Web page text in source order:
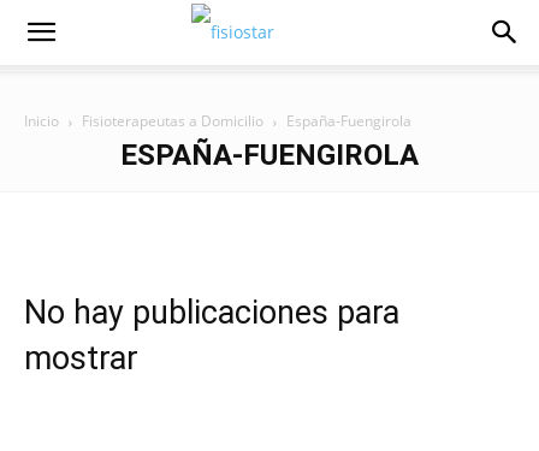
Inicio Fisioterapeutas a Domicilio España-Fuengirola
ESPAÑA-FUENGIROLA
No hay publicaciones para
mostrar